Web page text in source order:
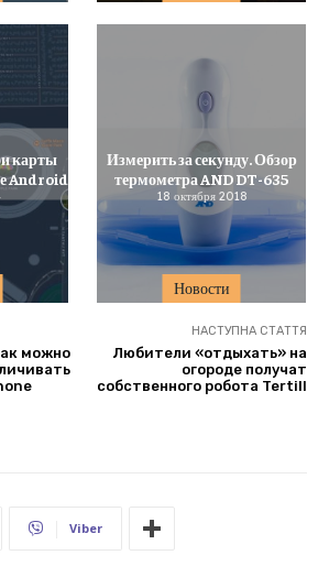
карты
Android
Новости
Измерить за секунду. Обзор
термометра AND DT-635
18 октября 2018
можно
НАСТУПНА СТАТТЯ
Любители «отдыхать» на
огороде получат
собственного робота Tertill
Viber